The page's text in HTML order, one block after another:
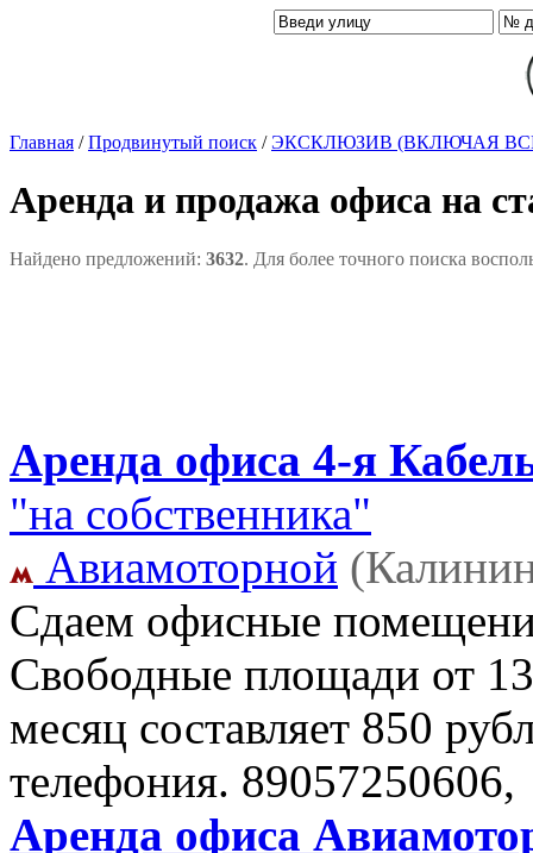
Главная /Продвинутый поиск /ЭКСКЛЮЗИВ (ВКЛЮЧАЯ
Аренда и продажа офиса на
Найдено предложений: 3632. Для более точного поиска
Аренда офиса 4-я
"на собственника"
Авиамоторной
Сдаем офисные
Свободные площади от
месяц составляет 850
телефония. 89057250606,
Аренда офиса